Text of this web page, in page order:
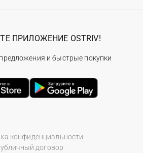
конфиденциальности
договор
ПРИЛОЖЕНИЕ OSTRIV!
и быстрые покупки